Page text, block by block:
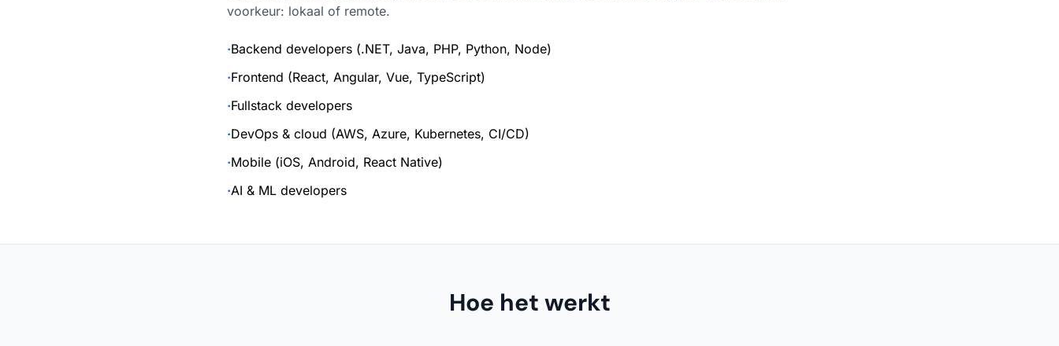
voorkeur: lokaal of remote.
·Backend developers (.NET, Java, PHP, Python, Node)
·Frontend (React, Angular, Vue, TypeScript)
·Fullstack developers
·DevOps & cloud (AWS, Azure, Kubernetes, CI/CD)
·Mobile (iOS, Android, React Native)
·AI & ML developers
Hoe het werkt